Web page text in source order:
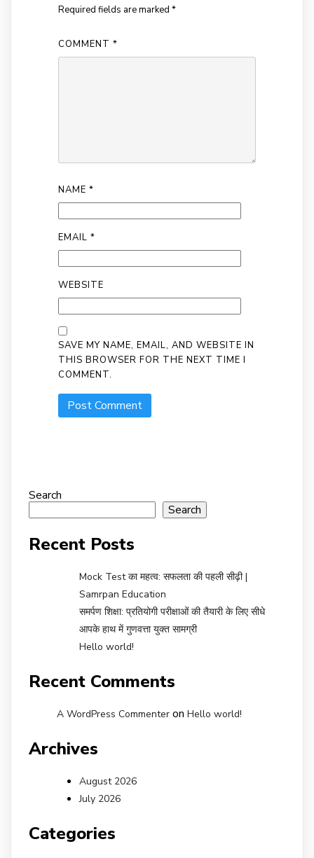
Required fields are marked *
COMMENT *
NAME *
EMAIL *
WEBSITE
SAVE MY NAME, EMAIL, AND WEBSITE IN
THIS BROWSER FOR THE NEXT TIME I
COMMENT.
Search
Search
Recent Posts
Mock Test का महत्व: सफलता की पहली सीढ़ी |
Samrpan Education
समर्पण शिक्षा: प्रतियोगी परीक्षाओं की तैयारी के लिए सीधे
आपके हाथ में गुणवत्ता युक्त सामग्री
Hello world!
Recent Comments
A WordPress Commenter on Hello world!
Archives
August 2026
July 2026
Categories